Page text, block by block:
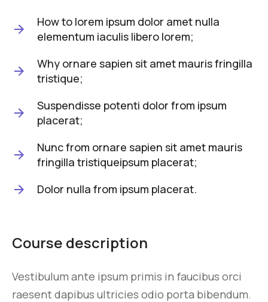
How to lorem ipsum dolor amet nulla
elementum iaculis libero lorem;
Why ornare sapien sit amet mauris fringilla
tristique;
Suspendisse potenti dolor from ipsum
placerat;
Nunc from ornare sapien sit amet mauris
fringilla tristiqueipsum placerat;
Dolor nulla from ipsum placerat.
Course description
Vestibulum ante ipsum primis in faucibus orci
raesent dapibus ultricies odio porta bibendum.